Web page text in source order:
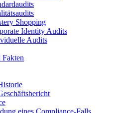
Shopping
Identity Audits
Audits
Fakten
eines Compliance-Falls